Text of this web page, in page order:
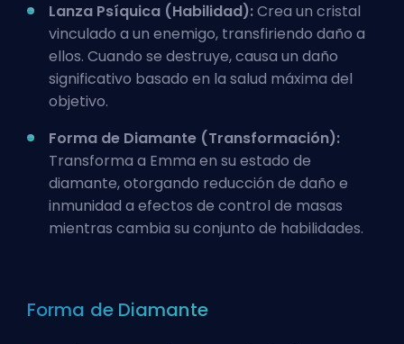
Lanza Psíquica (Habilidad):Crea un cristal
vinculado a un enemigo, transfiriendo daño a
ellos. Cuando se destruye, causa un daño
significativo basado en la salud máxima del
objetivo.
Forma de Diamante (Transformación):
Transforma a Emma en su estado de
diamante, otorgando reducción de daño e
inmunidad a efectos de control de masas
mientras cambia su conjunto de habilidades.
Forma de Diamante